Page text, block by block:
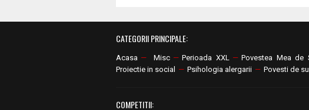
CATEGORII PRINCIPALE:
Acasa — Misc — Perioada XXL — Povestea Mea de
Proiectie in social
— Psihologia alergarii — Povesti de
COMPETITII: